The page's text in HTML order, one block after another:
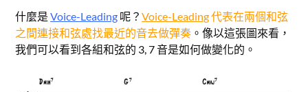
什麼是Voice-Leading 呢？Voice-Leading代表在兩個和弦
之間連接和弦處找最近的音去做彈奏 。像以這張圖來看，
我們可以看到各組和弦的 3, 7 音是如何做變化的。